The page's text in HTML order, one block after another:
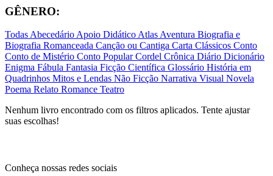
GÊNERO:
TodasAbecedárioApoio DidáticoAtlasAventura Biografia e
Biografia Romanceada Canção ou Cantiga Carta Clássicos Conto
Conto de Mistério Conto PopularCordel Crônica Diário Dicionário
Enigma Fábula Fantasia Ficção Científica Glossário História em
Quadrinhos Mitos e Lendas Não Ficção Narrativa Visual Novela
Poema Relato Romance Teatro
Nenhum livro encontrado com os filtros aplicados. Tente ajustar
suas escolhas!
Conheça nossas redes sociais